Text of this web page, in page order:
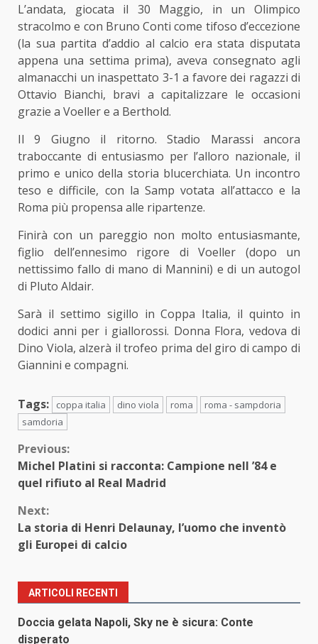
L’andata, giocata il 30 Maggio, in un Olimpico
stracolmo e con Bruno Conti come tifoso d’eccezione
(la sua partita d’addio al calcio era stata disputata
appena una settima prima), aveva consegnato agli
almanacchi un inaspettato 3-1 a favore dei ragazzi di
Ottavio Bianchi, bravi a capitalizzare le occasioni
grazie a Voeller e a Berthold.
Il 9 Giugno il ritorno. Stadio Marassi ancora
traboccante di entusiasmo per l’alloro nazionale, il
primo e unico della storia blucerchiata. Un incontro
teso e difficile, con la Samp votata all’attacco e la
Roma più propensa alle ripartenze.
Finirà con un pareggio non molto entusiasmante,
figlio dell’ennesimo rigore di Voeller (dopo un
nettissimo fallo di mano di Mannini) e di un autogol
di Pluto Aldair.
Sarà il settimo sigillo in Coppa Italia, il quinto in
dodici anni per i giallorossi. Donna Flora, vedova di
Dino Viola, alzerà il trofeo prima del giro di campo di
Giannini e compagni.
Tags: coppa italia dino viola roma
roma - sampdoria
samdoria
Continue
Reading
Previous:
Michel Platini si racconta: Campione nell ’84 e
quel rifiuto al Real Madrid
Next:
La storia di Henri Delaunay, l’uomo che inventò
gli Europei di calcio
ARTICOLI RECENTI
Doccia gelata Napoli, Sky ne è sicura: Conte
disperato